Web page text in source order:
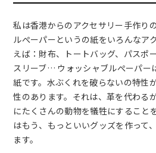
私は香港からのアクセサリー手作り
ルぺーパーというの紙をいろんなア
えば：財布、トートバッグ、パスポ
スリーブ… ウォッシャブルぺーパー
紙です。水ぶくれを破らないの特性
性のあります。それは、革を代わる
にたくさんの動物を犠牲にすること
はもう、もっといいグッズを作って
ます。